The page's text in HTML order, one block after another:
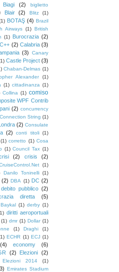
Biagi (2)
biglietto
Blair (2) Blitz
(1)
BOTAŞ (4) Brazil
Airways (1) British
(1) Burocrazia (2)
C++ (2) Calabria (3)
(3)
Canary
Castle Project (3)
Chaban-Delmas (1)
Alexander
(1)
(1) cittadinanza (1)
Collina (1) comiso
WPF Contrib
(2) concurrency
Connection String (1)
(2) Consulate
(2) conti titoli (1)
(1) corretto (1) Cosa
(1) Council Tax (1)
(2) crisis (2)
(1)
Danilo Toninelli (1)
(2) DBA (1) DC (2)
debito pubblico (2)
diretta (5)
(1) derby (1)
diritti aeroportuali
(1) dmr (1) Dollar (1)
(1) Draghi
(1)
ECHR (1) ECJ (1)
(4) economy (6)
(2) Elezioni (2)
Elezioni 2014 (1)
Emirates Stadium